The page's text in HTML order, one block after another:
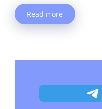
Read more